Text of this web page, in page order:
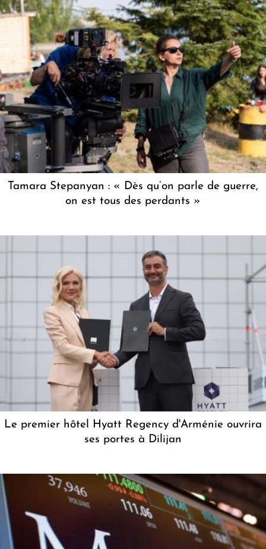
Tamara Stepanyan : « Dès qu’on parle de guerre,
on est tous des perdants »
Le premier hôtel Hyatt Regency d'Arménie ouvrira
ses portes à Dilijan